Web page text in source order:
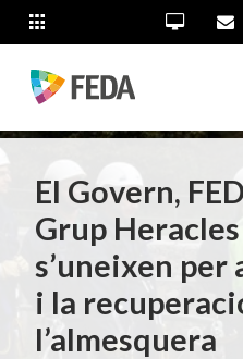
SALTAR AL CONTINGUT
SALTAR A LA NAVEGACIÓ
SALTAR A LA INFORMACIÓ DE
ALTRES LLOCS WEBOficina
El Govern,
Grup Heracles
s’uneixen per
i la
l’almesquera